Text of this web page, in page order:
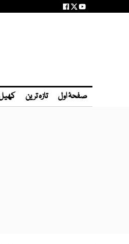
صفحۂ اول تازہ ترین